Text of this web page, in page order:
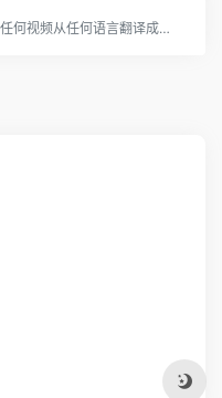
嗨，在几秒钟内将任何视频从任何语言翻译成任何语言！